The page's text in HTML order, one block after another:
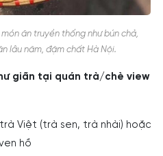
ăn truyền thống như bún chả,
lâu năm, đậm chất Hà Nội.
giãn tại quán trà/chè view
Việt (trà sen, trà nhài) hoặc
hồ